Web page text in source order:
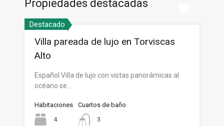
Propiedades destacadas
Destacado
Villa pareada de lujo en Torviscas
Alto
Español Villa de lujo con vistas panorámicas al
océano se…
Habitaciones
4
Cuartos de baño
3